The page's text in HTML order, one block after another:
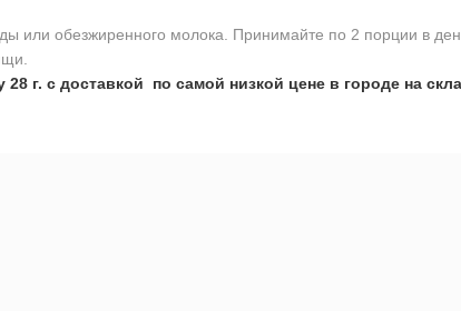
или обезжиренного молока. Принимайте по 2 порции в
г. с доставкой по самой низкой цене в городе на